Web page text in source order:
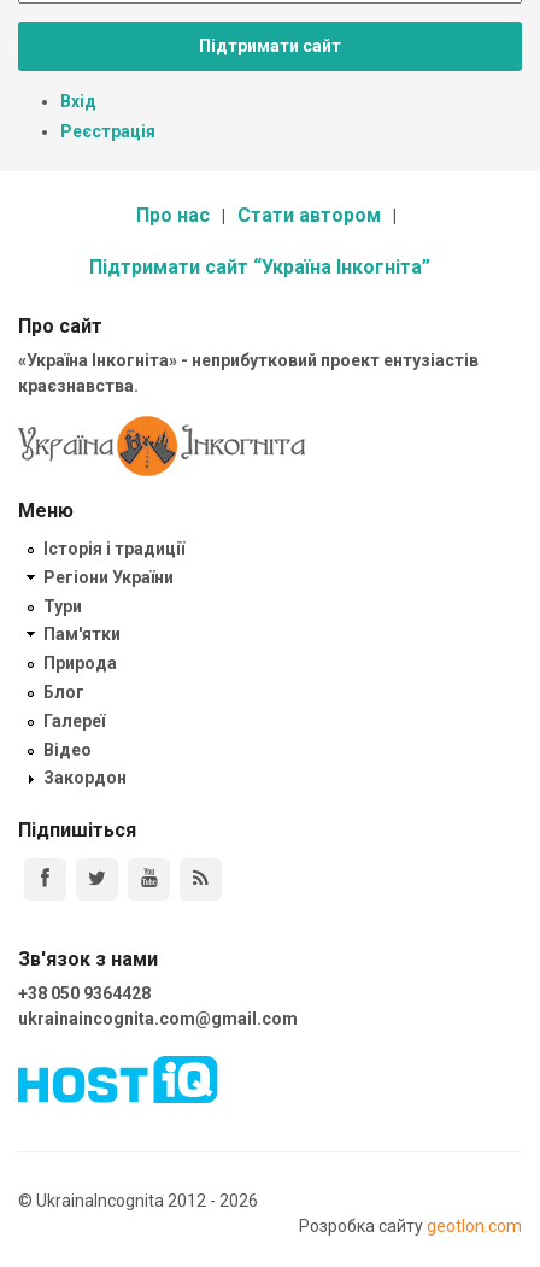
Підтримати сайт
Вхід
Реєстрація
Про нас Стати автором
Підтримати сайт “Україна Інкогніта”
Про сайт
«Україна Інкогніта» - неприбутковий проект ентузіастів
краєзнавства.
Меню
Історія і традиції
Регіони України
Тури
Пам'ятки
Природа
Блог
Галереї
Відео
Закордон
Підпишіться
Зв'язок з нами
+38 050 9364428
ukrainaincognita.com@gmail.com
© UkrainaIncognita 2012 - 2026
Розробка сайтуgeotlon.com